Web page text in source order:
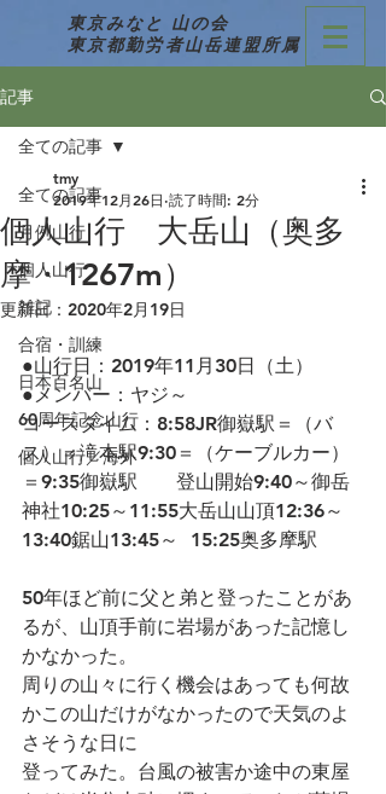
東京みなと 山の会
東京都勤労者山岳連盟所属
記事
全ての記事
月例山行
個人山行
雑記
合宿・訓練
日本百名山
60周年記念山行
個人山行／海外
全ての記事
個人山行 大岳山（奥多
摩・1267m）
tmy
2019年12月26日 読了時間: 2分
更新日： 2020年2月19日
●山行日：2019年11月30日（土）
●メンバー：ヤジ～
コースタイム：8:58JR御嶽駅＝（バ
ス）＝滝本駅9:30＝（ケーブルカー）
＝9:35御嶽駅　　登山開始9:40～御岳
神社10:25～11:55大岳山山頂12:36～
13:40鋸山13:45～  15:25奥多摩駅
50年ほど前に父と弟と登ったことがあ
るが、山頂手前に岩場があった記憶し
かなかった。
周りの山々に行く機会はあっても何故
かこの山だけがなかったので天気のよ
さそうな日に
登ってみた。台風の被害か途中の東屋